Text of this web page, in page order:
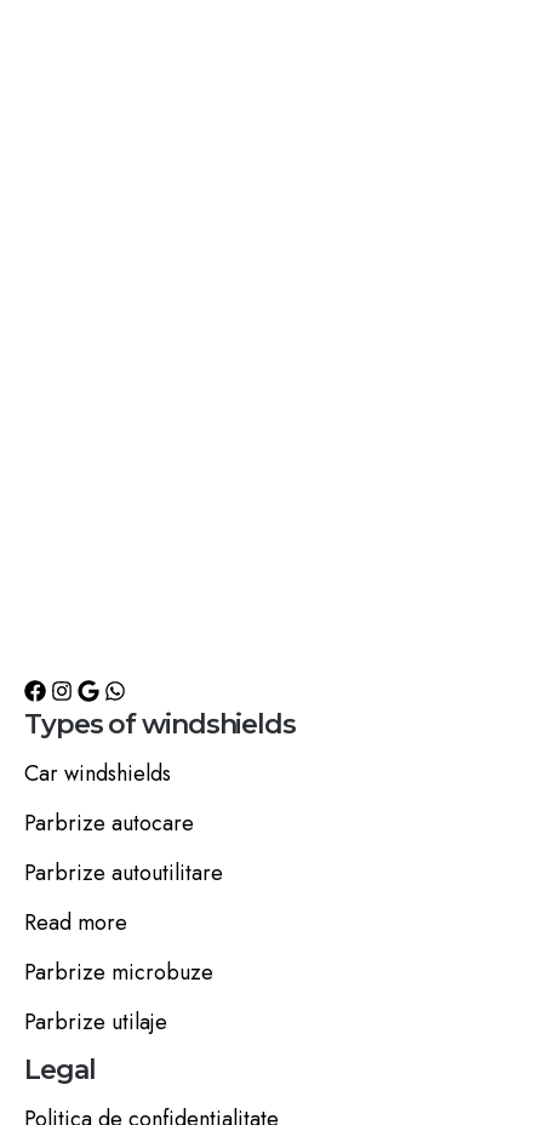
Types of windshields
Car windshields
Parbrize autocare
Parbrize autoutilitare
Read more
Parbrize microbuze
Parbrize utilaje
Legal